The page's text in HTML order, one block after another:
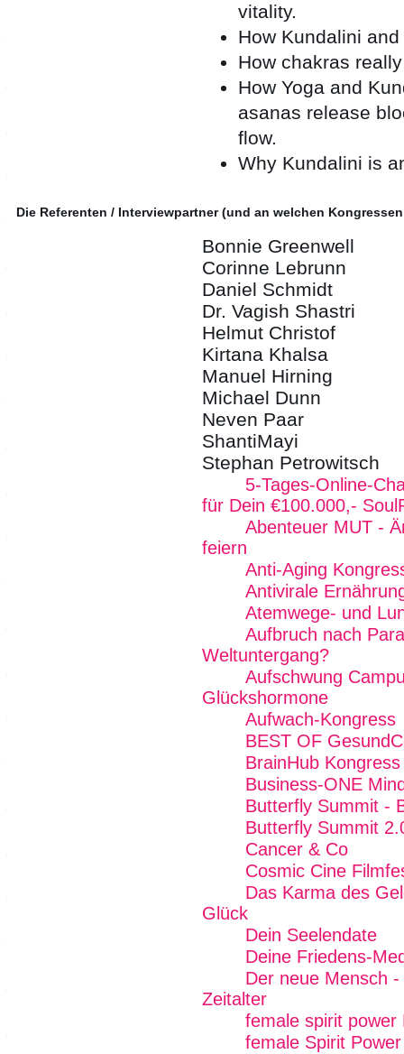
vitality.
How Kundalini
How chakras
How Yoga and
asanas release
flow.
Why Kundalini is
Die Referenten / Interviewpartner (und an welchen
Bonnie Greenwell
Corinne Lebrunn
Daniel Schmidt
Dr. Vagish Shastri
Helmut Christof
Kirtana Khalsa
Manuel Hirning
Michael Dunn
Neven Paar
ShantiMayi
Stephan Petrowitsch
5-Tages-Online-
für Dein €100.000,-
Abenteuer MUT -
feiern
Anti-Aging
Antivirale
Atemwege- und
Aufbruch nach
Weltuntergang?
Aufschwung
Glückshormone
Aufwach-Kongress
BEST OF
BrainHub
Business-ONE
Butterfly Summit -
Butterfly Summit
Cancer & Co
Cosmic Cine
Das Karma des
Glück
Dein Seelendate
Deine Friedens-
Der neue Mensch
Zeitalter
female spirit power
female Spirit